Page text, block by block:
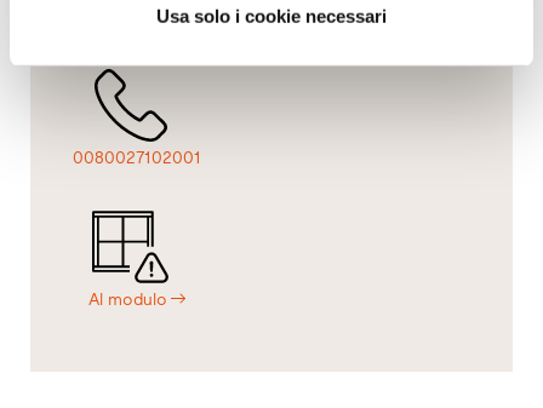
Usa solo i cookie necessari
Contatto
0080027102001
Al modulo
A domicilio Panoramica